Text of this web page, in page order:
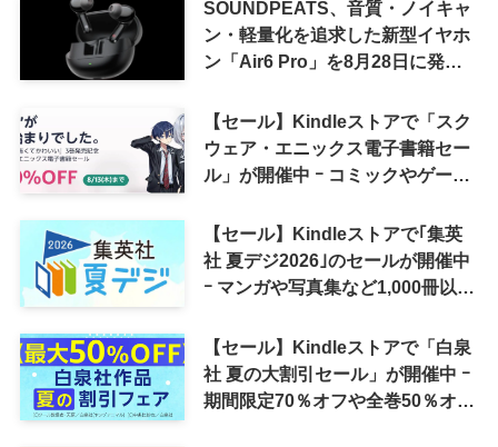
SOUNDPEATS、音質・ノイキャ
ン・軽量化を追求した新型イヤホ
ン「Air6 Pro」を8月28日に発売
【セール】Kindleストアで「スク
ウェア・エニックス電子書籍セー
ル」が開催中 ｰ コミックやゲーム
【セール】Kindleストアで｢集英
社 夏デジ2026｣のセールが開催中
ｰ マンガや写真集など1,000冊以上
【セール】Kindleストアで「白泉
社 夏の大割引セール」が開催中 ｰ
期間限定70％オフや全巻50％オフ